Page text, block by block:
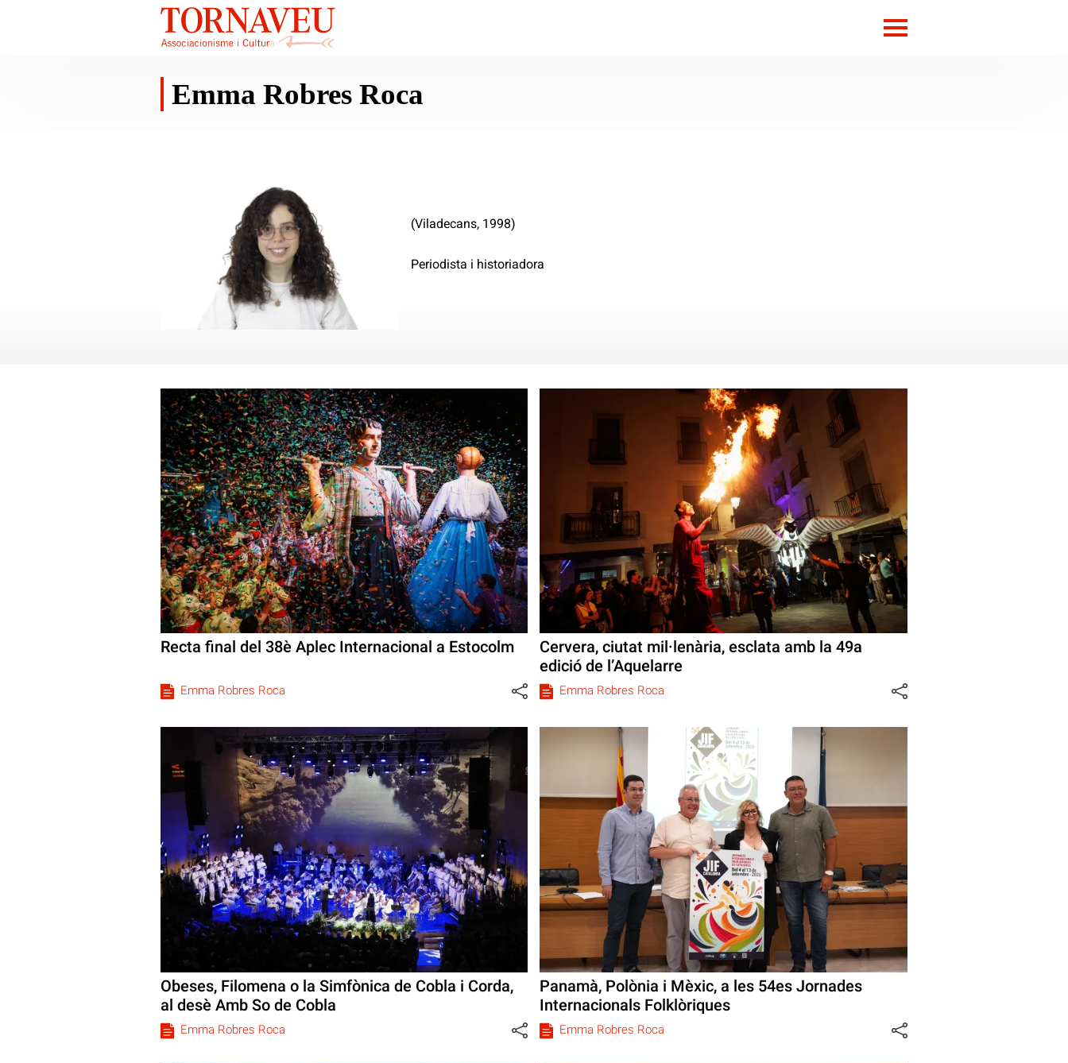
Emma Robres Roca
(Viladecans, 1998)
Periodista i historiadora
Recta final del 38è Aplec Internacional a Estocolm
Emma Robres Roca
Cervera, ciutat mil·lenària, esclata amb la 49a
edició de l’Aquelarre
Emma Robres Roca
Obeses, Filomena o la Simfònica de Cobla i Corda,
al desè Amb So de Cobla
Emma Robres Roca
Panamà, Polònia i Mèxic, a les 54es Jornades
Internacionals Folklòriques
Emma Robres Roca